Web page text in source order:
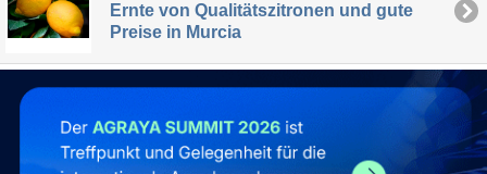
Ernte von Qualitätszitronen und gute
Preise in Murcia